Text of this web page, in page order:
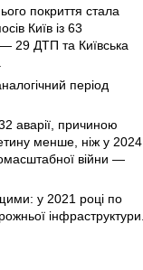
покриття стала
Київ із 63
29 ДТП та Київська
період
аварії, причиною
менше, ніж у 2024
війни —
у 2021 році по
інфраструктури.